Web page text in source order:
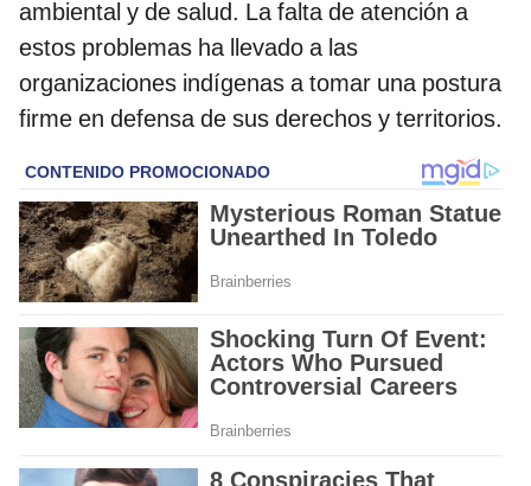
ambiental y de salud. La falta de atención a
estos problemas ha llevado a las
organizaciones indígenas a tomar una postura
firme en defensa de sus derechos y territorios.